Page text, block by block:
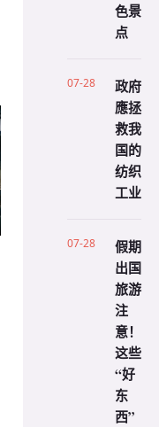
色景
点
07-28
政府
應拯
救我
国的
纺织
工业
07-28
假期
出国
旅游
注
意！
这些
“好
东
西”